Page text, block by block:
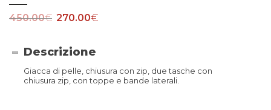
450.00€ 270.00€
Descrizione
Giacca di pelle, chiusura con zip, due tasche con
chiusura zip, con toppe e bande laterali.